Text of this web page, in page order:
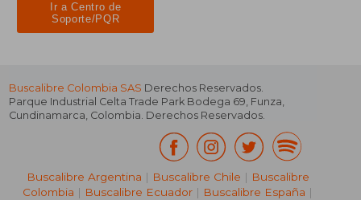
Ir a Centro de
Soporte/PQR
Buscalibre Colombia SAS Derechos Reservados.
Parque Industrial Celta Trade Park Bodega 69, Funza,
Cundinamarca, Colombia. Derechos Reservados.
Buscalibre Argentina | Buscalibre Chile | Buscalibre
Colombia | Buscalibre Ecuador | Buscalibre España |